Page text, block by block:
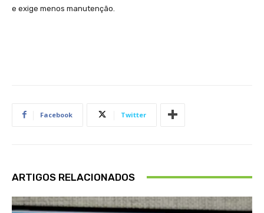
e exige menos manutenção.
Facebook Twitter
ARTIGOS RELACIONADOS